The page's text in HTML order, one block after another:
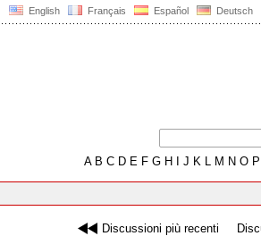
English Français Español Deutsch
AB C D E F G H J K L M N O P
Discussioni più recenti